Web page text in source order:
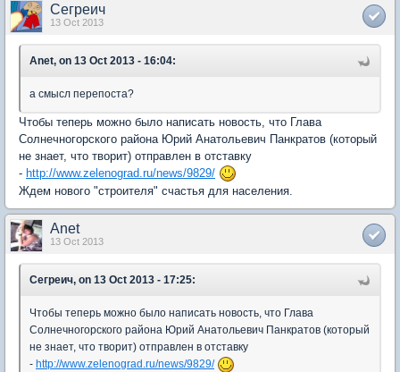
Сегреич
13 Oct 2013
Anet, on 13 Oct 2013 - 16:04:
а смысл перепоста?
Чтобы теперь можно было написать новость, что Глава
Солнечногорского района Юрий Анатольевич Панкратов (который
не знает, что творит) отправлен в отставку
- http://www.zelenograd.ru/news/9829/
Ждем нового "строителя" счастья для населения.
Anet
13 Oct 2013
Сегреич, on 13 Oct 2013 - 17:25:
Чтобы теперь можно было написать новость, что Глава
Солнечногорского района Юрий Анатольевич Панкратов (который
не знает, что творит) отправлен в отставку
- http://www.zelenograd.ru/news/9829/